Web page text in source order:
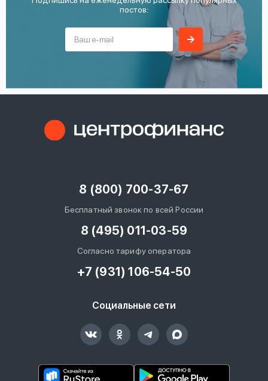
постов:
8 (800) 700-37-67
Бесплатный звонок по всей России
8 (495) 011-03-59
Согласно тарифу оператора
+7 (931) 106-54-50
Социальные сети